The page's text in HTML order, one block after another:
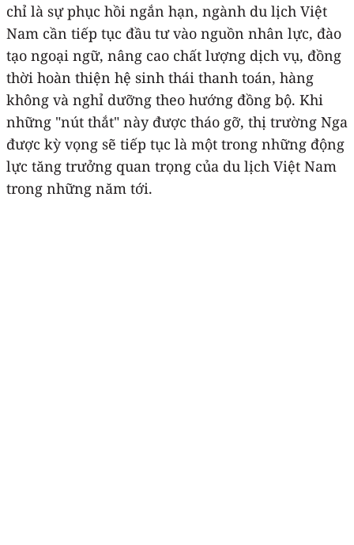
chỉ là sự phục hồi ngắn hạn, ngành du lịch Việt
Nam cần tiếp tục đầu tư vào nguồn nhân lực, đào
tạo ngoại ngữ, nâng cao chất lượng dịch vụ, đồng
thời hoàn thiện hệ sinh thái thanh toán, hàng
không và nghỉ dưỡng theo hướng đồng bộ. Khi
những "nút thắt" này được tháo gỡ, thị trường Nga
được kỳ vọng sẽ tiếp tục là một trong những động
lực tăng trưởng quan trọng của du lịch Việt Nam
trong những năm tới.